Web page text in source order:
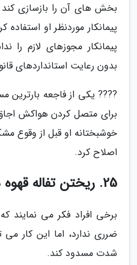
بخش های آن را بازسازی کند
پیمانکار موردنظر او
پیمانکار مجوزهای لازم را
بدون رعایت استانداردهای
???? یکی از فاجعه بارترین
برای متصل کردن هواکش اجاق
خوشبختانه او قبل از وقوع
اصلاح کرد.
25. ریختن تفاله قهوه در سینک ظرف شویی
برخی افراد فکر می نمایند
ضرری ندارد، اما این کار
شدت مسدود کند.